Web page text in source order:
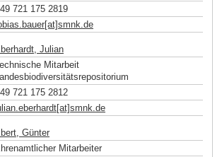
721 175 2819
.de
Julian
Mitarbeit
Landesbiodiversitätsrepositorium
721 175 2812
de
Günter
Mitarbeiter